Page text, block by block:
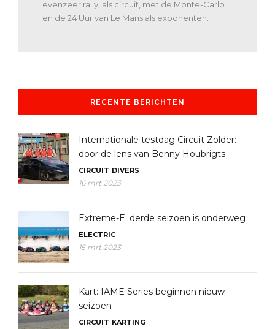
evenzeer rally, als circuit, met de Monte-Carlo
en de 24 Uur van Le Mans als exponenten.
RECENTE BERICHTEN
Internationale testdag Circuit Zolder:
door de lens van Benny Houbrigts
CIRCUIT DIVERS
16 mrt 2023
Extreme-E: derde seizoen is onderweg
ELECTRIC
15 mrt 2023
Kart: IAME Series beginnen nieuw
seizoen
CIRCUIT KARTING